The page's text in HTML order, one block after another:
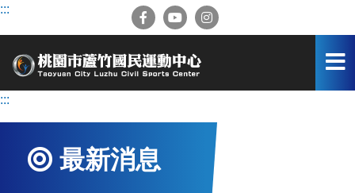
跳
容
:::
:::
最新消息